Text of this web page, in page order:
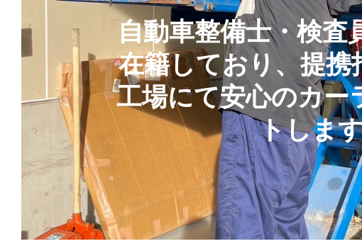
自動車整備士・検査
在籍しており、提携
工場にて安心のカー
トしま